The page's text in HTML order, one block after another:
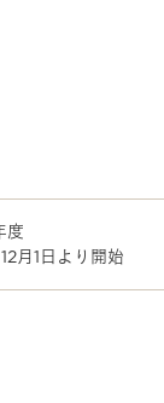
度
月1日より開始